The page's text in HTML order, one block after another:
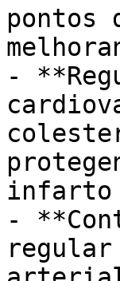
pontos
-
infarto
-